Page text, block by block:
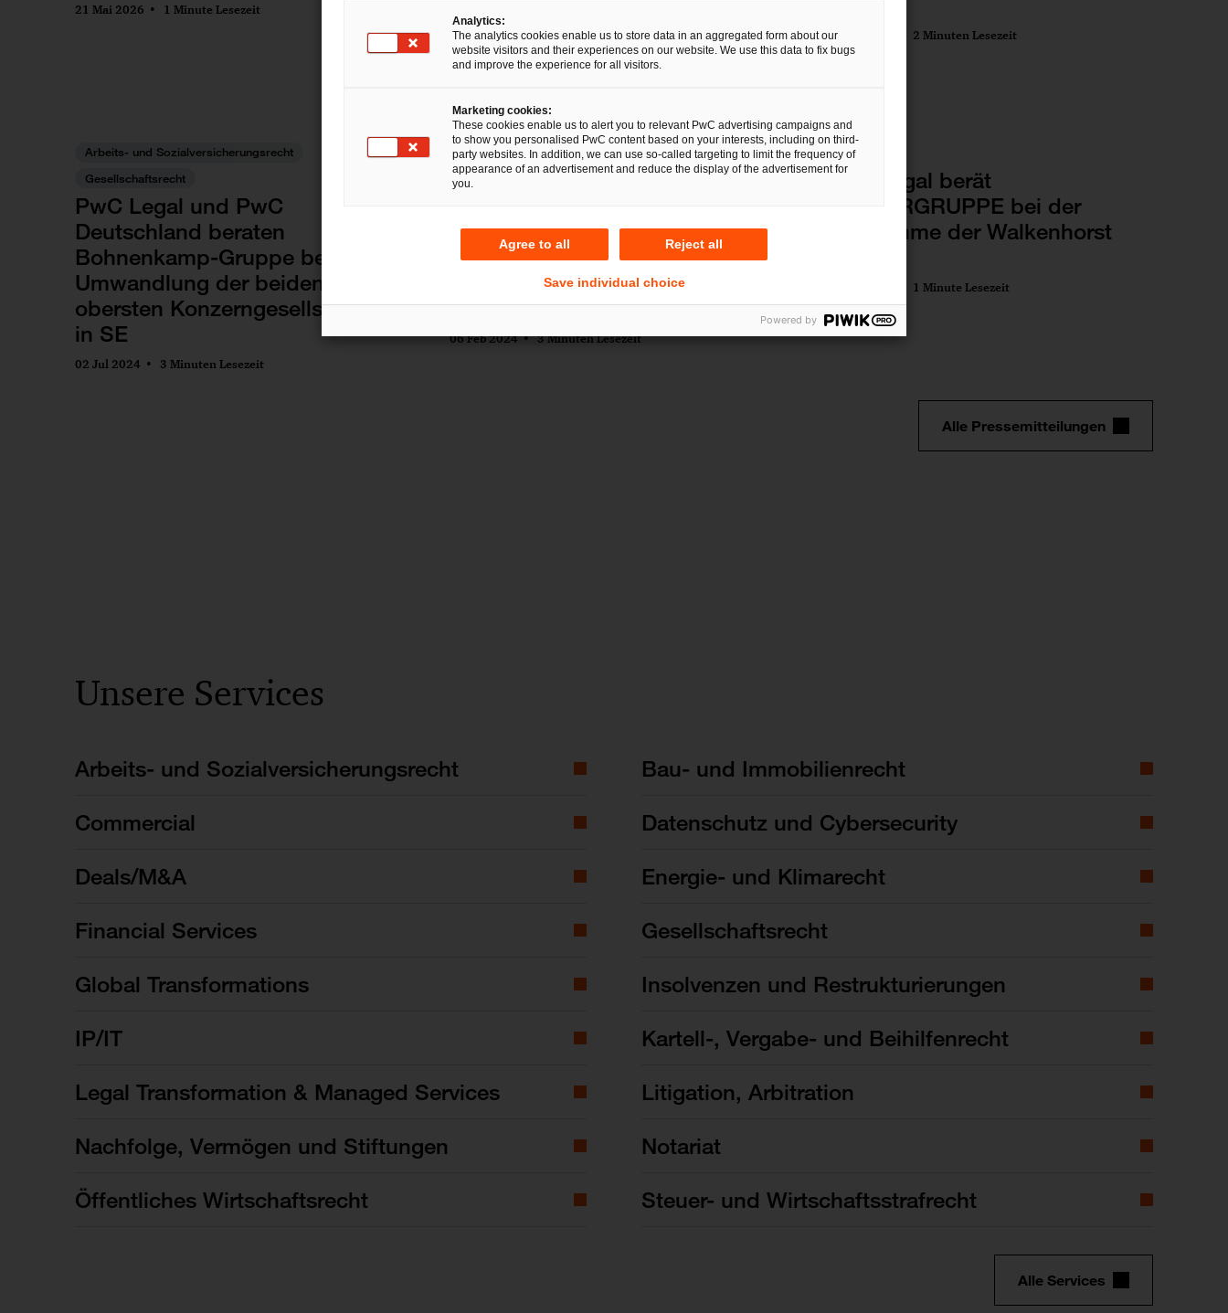
21 Mai 2026 1 Minute Lesezeit
der Autohaus-Gruppe Block am
Ring
13 Sep 2024 2 Minuten Lesezeit
Arbeits- und Sozialversicherungsrecht
Gesellschaftsrecht
PwC Legal und PwC
Deutschland beraten
Bohnenkamp-Gruppe bei
Umwandlung der beiden
obersten Konzerngesellschaften
in SE
02 Jul 2024 3 Minuten Lesezeit
Deals/M&A
PwC Legal und PwC
MEDIEN Gruppe bei Verkauf von
Schweriner Volkszeitung und
Nordbrief Schwerin an SV
Gruppe
06 Feb 2024 3 Minuten Lesezeit
Deals/M&A
PwC Legal berät
WELLERGRUPPE bei der
Übernahme der Walkenhorst
1 Minute Lesezeit
Alle Pressemitteilungen
Unsere Services
Arbeits- und Sozialversicherungsrecht Bau- und Immobilienrecht
Commercial Datenschutz und Cybersecurity
Deals/M&A Energie- und Klimarecht
Financial Services Gesellschaftsrecht
Global Transformations Insolvenzen und Restrukturierungen
IP/IT Kartell-, Vergabe- und Beihilfenrecht
Legal Transformation & Managed Services Litigation, Arbitration
Nachfolge, Vermögen und Stiftungen Notariat
Öffentliches Wirtschaftsrecht Steuer- und Wirtschaftsstrafrecht
Alle Services
Analytics:
The analytics cookies enable us to store data in an aggregated form about our
website visitors and their experiences on our website. We use this data to fix bugs
and improve the experience for all visitors.
Marketing cookies:
These cookies enable us to alert you to relevant PwC advertising campaigns and
to show you personalised PwC content based on your interests, including on third-
party websites. In addition, we can use so-called targeting to limit the frequency of
appearance of an advertisement and reduce the display of the advertisement for
you.
Agree to all Reject all
Save individual choice
Powered by